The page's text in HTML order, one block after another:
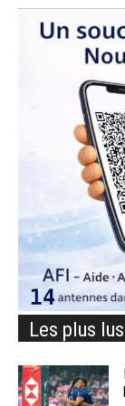
Les plus lus